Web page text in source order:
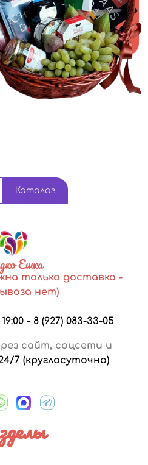
Каталог
Ешка
только доставка -
нет)
- 8 (927) 083-33-05
сайт, соцсети и
7 (круглосуточно)